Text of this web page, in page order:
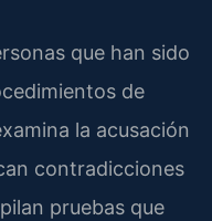
que han sido
de
la acusación
contradicciones
pruebas que